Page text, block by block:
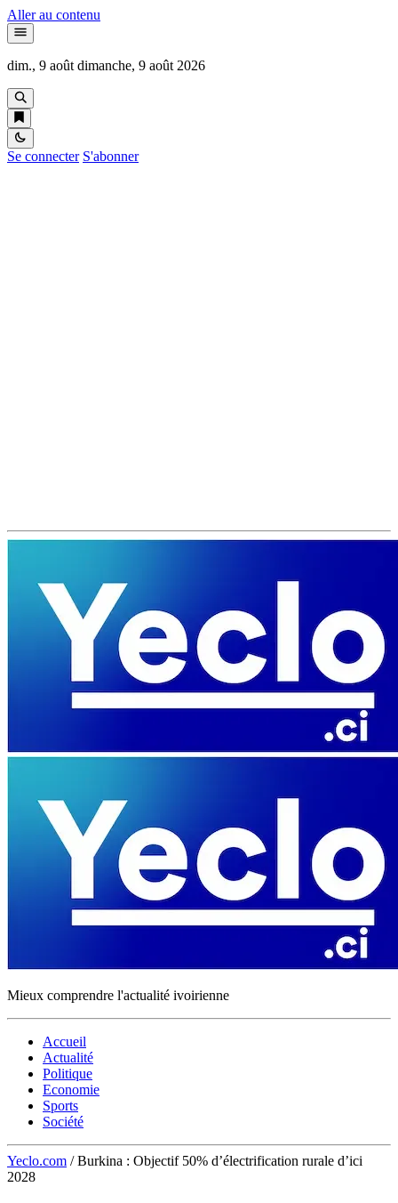
Aller au contenu
dim., 9 août dimanche, 9 août 2026
Se connecter S'abonner
Mieux comprendre l'actualité ivoirienne
Accueil
Actualité
Politique
Economie
Sports
Société
Yeclo.com / Burkina : Objectif 50% d’électrification rurale d’ici
2028